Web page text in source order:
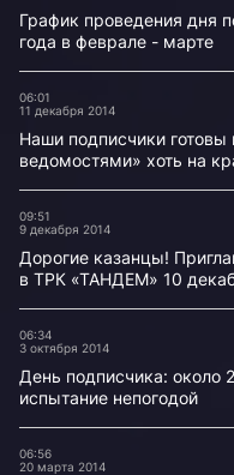
График проведения дня
года в феврале - марте
06:01
11 декабря 2014
Наши подписчики готовы
ведомостями» хоть на
09:51
9 декабря 2014
Дорогие казанцы!
в ТРК «ТАНДЕМ» 10
06:34
3 октября 2014
День подписчика: около
испытание непогодой
06:56
20 марта 2014